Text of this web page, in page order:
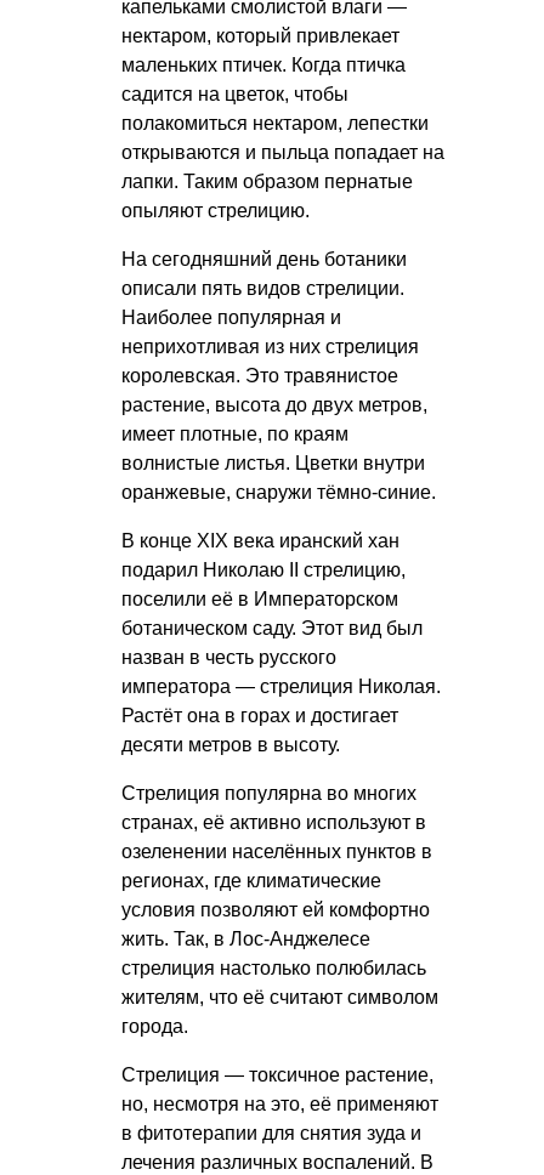
капельками смолистой влаги —
нектаром, который привлекает
маленьких птичек. Когда птичка
садится на цветок, чтобы
полакомиться нектаром, лепестки
открываются и пыльца попадает на
лапки. Таким образом пернатые
опыляют стрелицию.
На сегодняшний день ботаники
описали пять видов стрелиции.
Наиболее популярная и
неприхотливая из них стрелиция
королевская. Это травянистое
растение, высота до двух метров,
имеет плотные, по краям
волнистые листья. Цветки внутри
оранжевые, снаружи тёмно-синие.
В конце XIX века иранский хан
подарил Николаю II стрелицию,
поселили её в Императорском
ботаническом саду. Этот вид был
назван в честь русского
императора — стрелиция Николая.
Растёт она в горах и достигает
десяти метров в высоту.
Стрелиция популярна во многих
странах, её активно используют в
озеленении населённых пунктов в
регионах, где климатические
условия позволяют ей комфортно
жить. Так, в Лос-Анджелесе
стрелиция настолько полюбилась
жителям, что её считают символом
города.
Стрелиция — токсичное растение,
но, несмотря на это, её применяют
в фитотерапии для снятия зуда и
лечения различных воспалений. В